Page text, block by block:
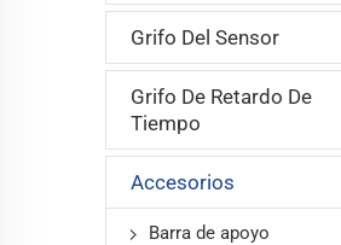
Grifo Del Sensor
Grifo De Retardo De
Tiempo
Accesorios
Barra de apoyo